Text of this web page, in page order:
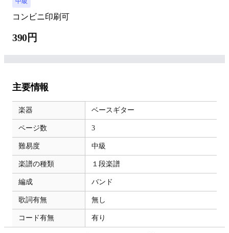
コンビニ印刷可
390円
主要情報
楽器 ベースギター
ページ数 3
難易度 中級
楽譜の種類 １段楽譜
編成 バンド
歌詞有無 無し
コード有無 有り